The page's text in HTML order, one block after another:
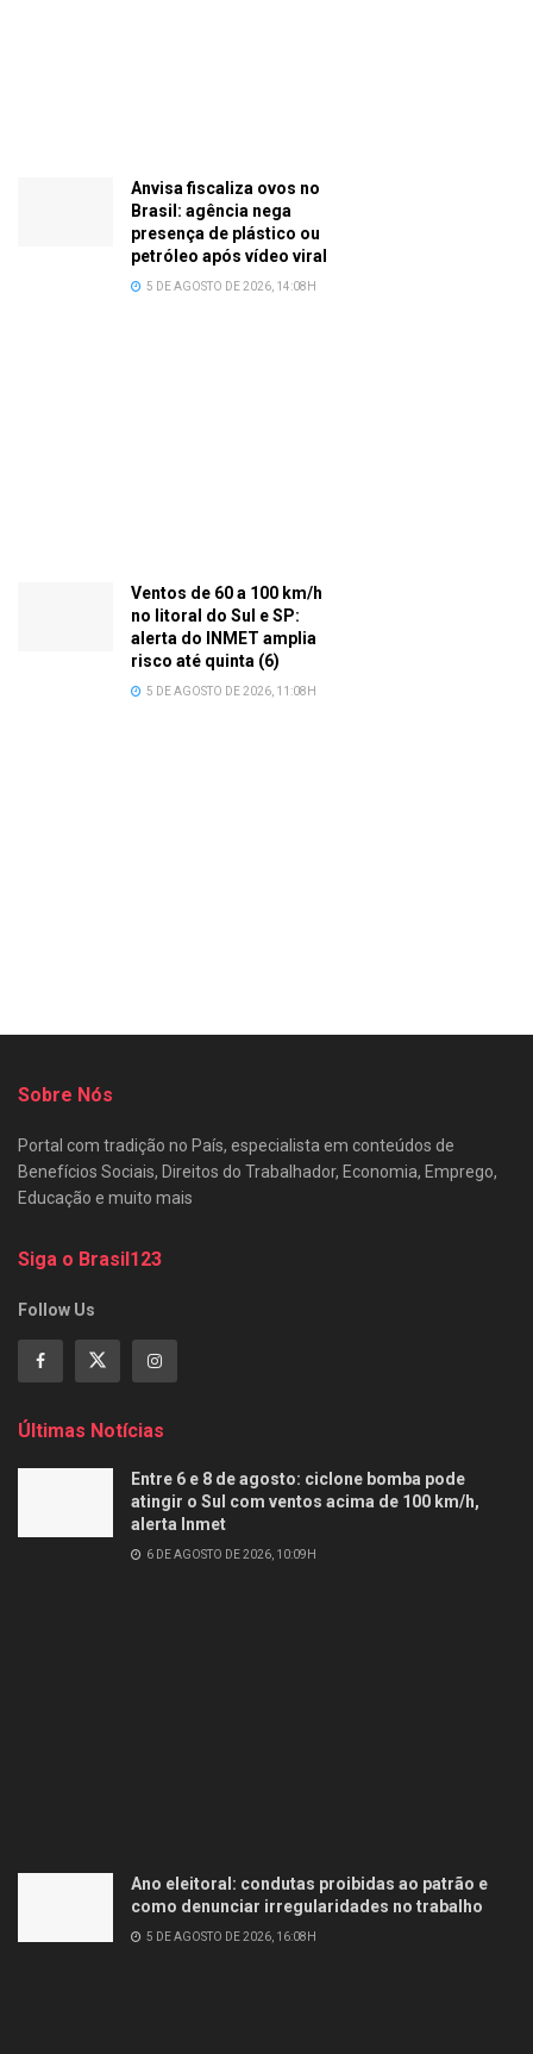
Anvisa fiscaliza ovos no
Brasil: agência nega
presença de plástico ou
petróleo após vídeo viral
5 DE AGOSTO DE 2026, 14:08H
Ventos de 60 a 100 km/h
no litoral do Sul e SP:
alerta do INMET amplia
risco até quinta (6)
5 DE AGOSTO DE 2026, 11:08H
Sobre Nós
Portal com tradição no País, especialista em conteúdos de
Benefícios Sociais, Direitos do Trabalhador, Economia, Emprego,
Educação e muito mais
Siga o Brasil123
Follow Us
Últimas Notícias
Entre 6 e 8 de agosto: ciclone bomba pode
atingir o Sul com ventos acima de 100 km/h,
alerta Inmet
6 DE AGOSTO DE 2026, 10:09H
Ano eleitoral: condutas proibidas ao patrão e
como denunciar irregularidades no trabalho
5 DE AGOSTO DE 2026, 16:08H